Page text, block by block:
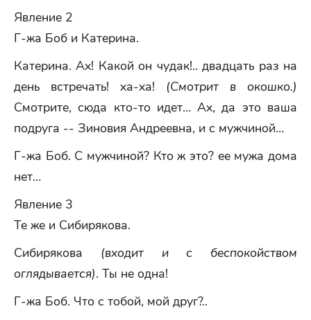
Явление 2
Г-жа Боб и Катерина.
Катерина. Ах! Какой он чудак!.. двадцать раз на
день встречать! ха-ха! (Смотрит в окошко.)
Смотрите, сюда кто-то идет… Ах, да это ваша
подруга -- Зиновия Андреевна, и с мужчиной…
Г-жа Боб. С мужчиной? Кто ж это? ее мужа дома
нет…
Явление 3
Те же и Сибирякова.
Сибирякова (входит и с беспокойством
оглядывается). Ты не одна!
Г-жа Боб. Что с тобой, мой друг?..